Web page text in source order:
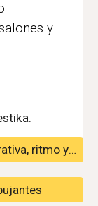
y
Curso Domestika: Cómic manga: narrativa, ritmo y composición